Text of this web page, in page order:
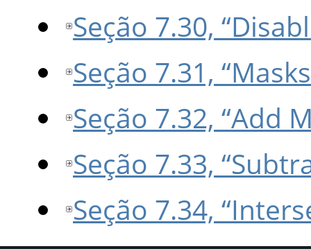
Seção 7.30,
Seção 7.31,
Seção 7.32, “Add
Seção 7.33,
Seção 7.34,